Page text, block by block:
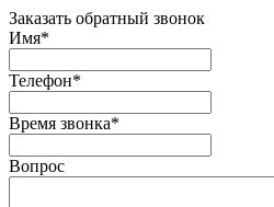
Заказать обратный звонок
Имя*
Телефон*
Время звонка*
Вопрос